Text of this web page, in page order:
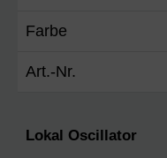
Farbe
Art.-Nr.
Lokal Oscillator